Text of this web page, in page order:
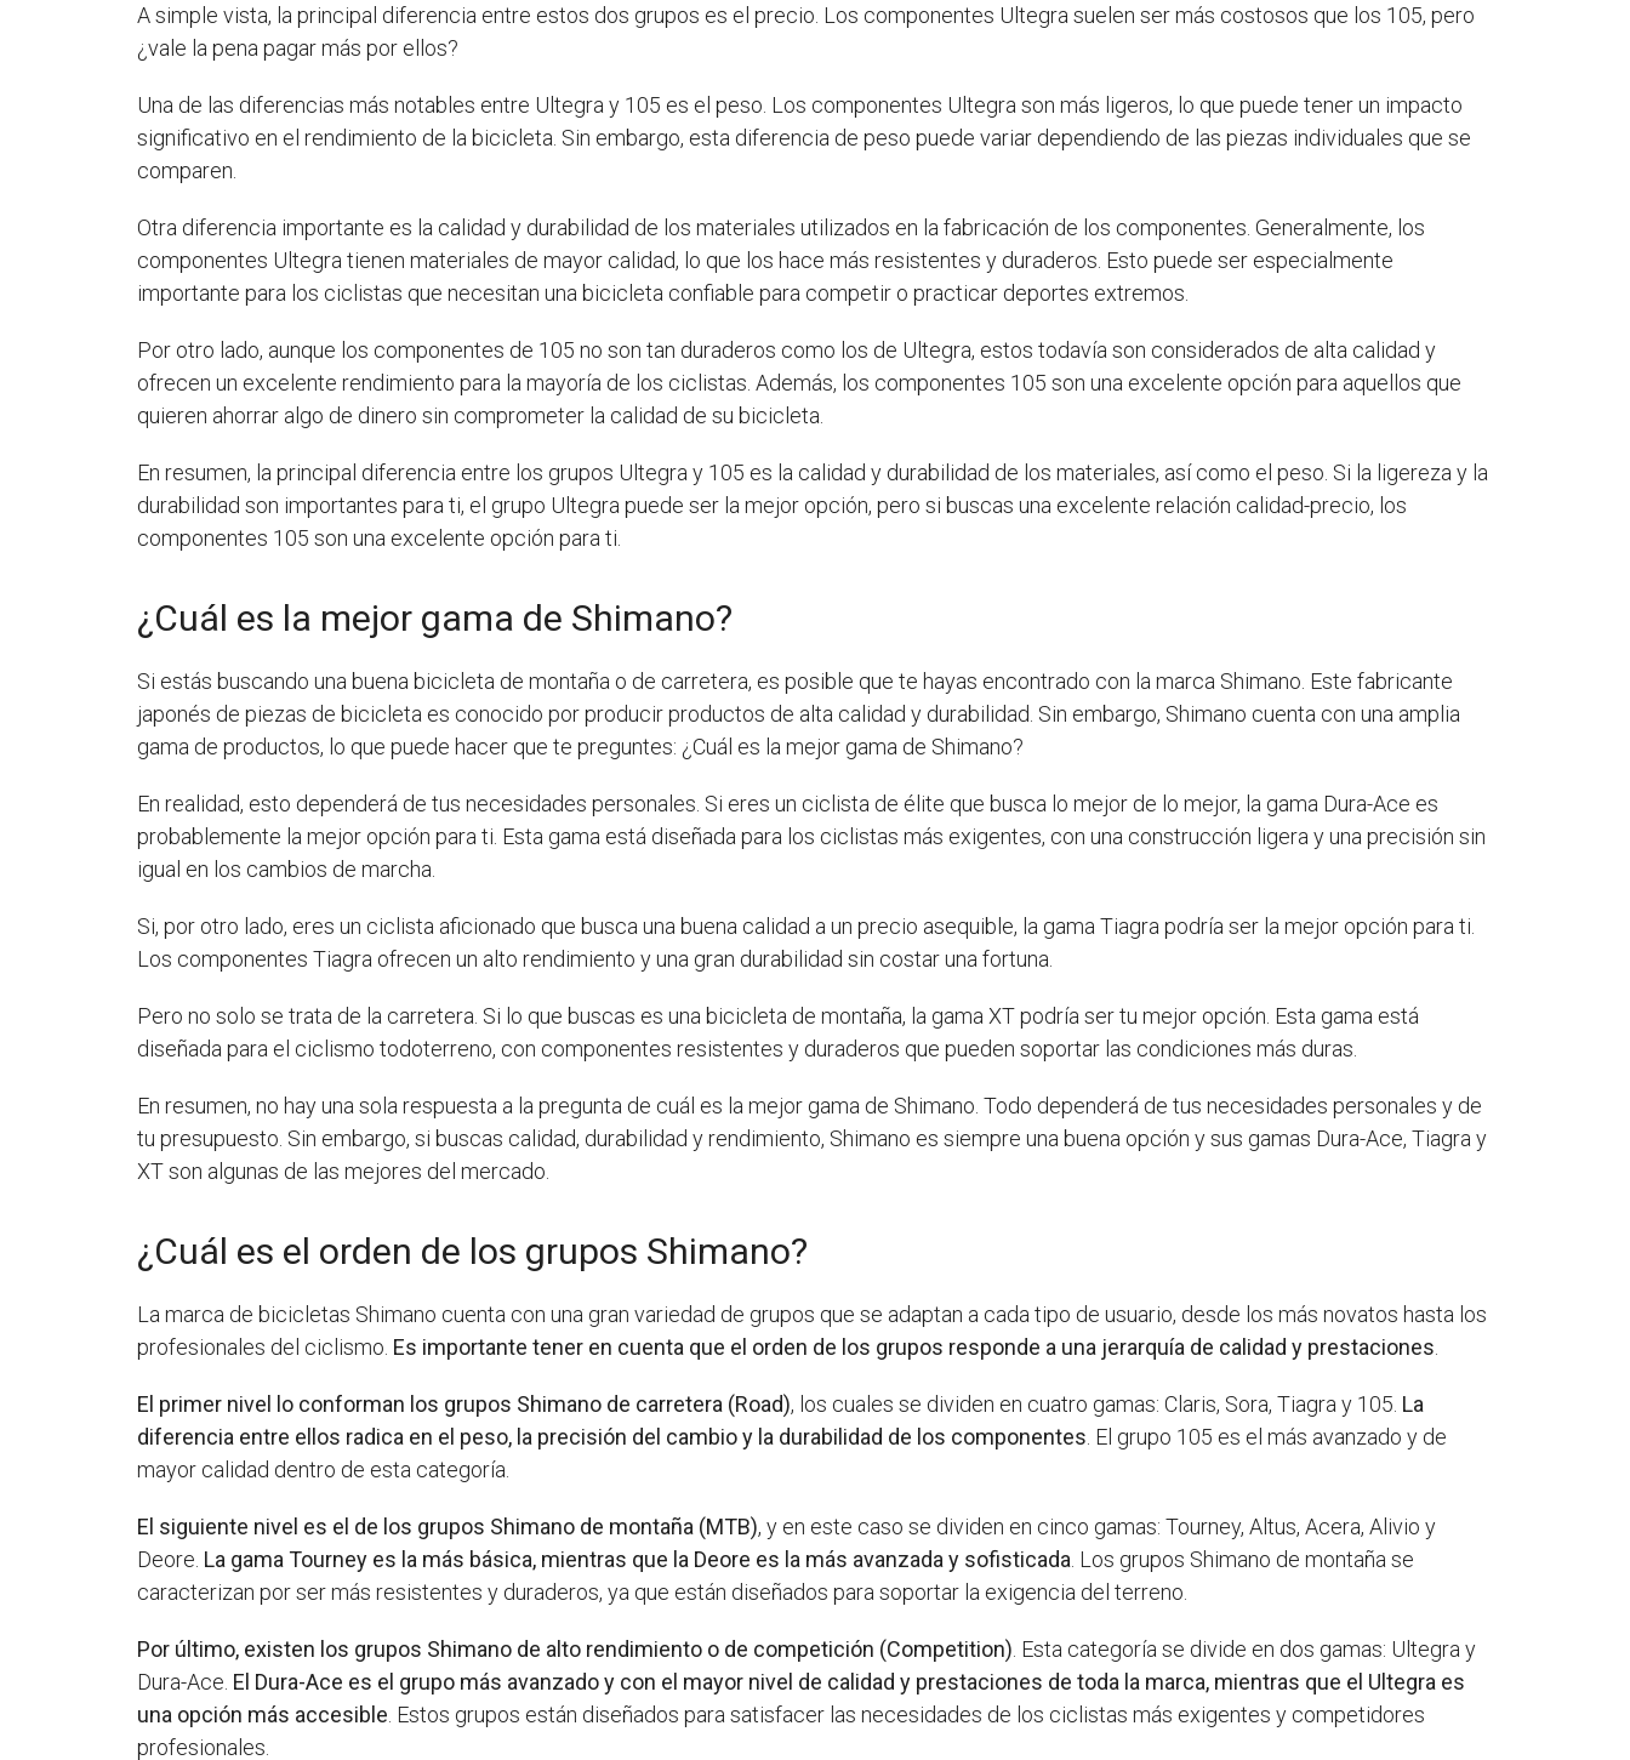
A simple vista, la principal diferencia entre estos dos grupos es el precio. Los componentes Ultegra suelen ser más costosos que los 105, pero
¿vale la pena pagar más por ellos?
Una de las diferencias más notables entre Ultegra y 105 es el peso. Los componentes Ultegra son más ligeros, lo que puede tener un impacto
significativo en el rendimiento de la bicicleta. Sin embargo, esta diferencia de peso puede variar dependiendo de las piezas individuales que se
comparen.
Otra diferencia importante es la calidad y durabilidad de los materiales utilizados en la fabricación de los componentes. Generalmente, los
componentes Ultegra tienen materiales de mayor calidad, lo que los hace más resistentes y duraderos. Esto puede ser especialmente
importante para los ciclistas que necesitan una bicicleta confiable para competir o practicar deportes extremos.
Por otro lado, aunque los componentes de 105 no son tan duraderos como los de Ultegra, estos todavía son considerados de alta calidad y
ofrecen un excelente rendimiento para la mayoría de los ciclistas. Además, los componentes 105 son una excelente opción para aquellos que
quieren ahorrar algo de dinero sin comprometer la calidad de su bicicleta.
En resumen, la principal diferencia entre los grupos Ultegra y 105 es la calidad y durabilidad de los materiales, así como el peso. Si la ligereza y la
durabilidad son importantes para ti, el grupo Ultegra puede ser la mejor opción, pero si buscas una excelente relación calidad-precio, los
componentes 105 son una excelente opción para ti.
¿Cuál es la mejor gama de Shimano?
Si estás buscando una buena bicicleta de montaña o de carretera, es posible que te hayas encontrado con la marca Shimano. Este fabricante
japonés de piezas de bicicleta es conocido por producir productos de alta calidad y durabilidad. Sin embargo, Shimano cuenta con una amplia
gama de productos, lo que puede hacer que te preguntes: ¿Cuál es la mejor gama de Shimano?
En realidad, esto dependerá de tus necesidades personales. Si eres un ciclista de élite que busca lo mejor de lo mejor, la gama Dura-Ace es
probablemente la mejor opción para ti. Esta gama está diseñada para los ciclistas más exigentes, con una construcción ligera y una precisión sin
igual en los cambios de marcha.
Si, por otro lado, eres un ciclista aficionado que busca una buena calidad a un precio asequible, la gama Tiagra podría ser la mejor opción para ti.
Los componentes Tiagra ofrecen un alto rendimiento y una gran durabilidad sin costar una fortuna.
Pero no solo se trata de la carretera. Si lo que buscas es una bicicleta de montaña, la gama XT podría ser tu mejor opción. Esta gama está
diseñada para el ciclismo todoterreno, con componentes resistentes y duraderos que pueden soportar las condiciones más duras.
En resumen, no hay una sola respuesta a la pregunta de cuál es la mejor gama de Shimano. Todo dependerá de tus necesidades personales y de
tu presupuesto. Sin embargo, si buscas calidad, durabilidad y rendimiento, Shimano es siempre una buena opción y sus gamas Dura-Ace, Tiagra y
XT son algunas de las mejores del mercado.
¿Cuál es el orden de los grupos Shimano?
La marca de bicicletas Shimano cuenta con una gran variedad de grupos que se adaptan a cada tipo de usuario, desde los más novatos hasta los
profesionales del ciclismo. Es importante tener en cuenta que el orden de los grupos responde a una jerarquía de calidad y prestaciones
El primer nivel lo conforman los grupos Shimano de carretera (Road), los cuales se dividen en cuatro gamas: Claris, Sora, Tiagra y 105. La
diferencia entre ellos radica en el peso, la precisión del cambio y la durabilidad de los componentes . El grupo 105 es el más avanzado y de
mayor calidad dentro de esta categoría.
El siguiente nivel es el de los grupos Shimano de montaña (MTB), y en este caso se dividen en cinco gamas: Tourney, Altus, Acera, Alivio y
Deore. La gama Tourney es la más básica, mientras que la Deore es la más avanzada y sofisticada . Los grupos Shimano de montaña se
caracterizan por ser más resistentes y duraderos, ya que están diseñados para soportar la exigencia del terreno.
Por último, existen los grupos Shimano de alto rendimiento o de competición (Competition) . Esta categoría se divide en dos gamas: Ultegra y
Dura-Ace. El Dura-Ace es el grupo más avanzado y con el mayor nivel de calidad y prestaciones de toda la marca, mientras que el Ultegra es
una opción más accesible . Estos grupos están diseñados para satisfacer las necesidades de los ciclistas más exigentes y competidores
profesionales.